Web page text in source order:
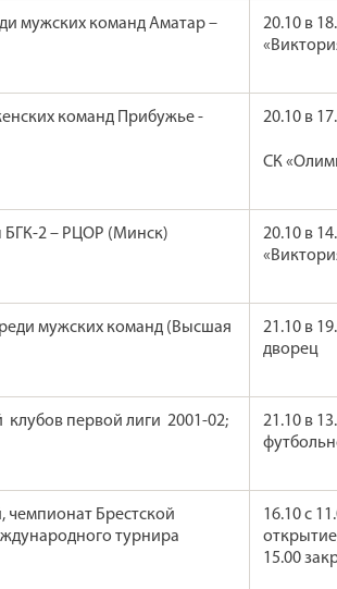
мужских команд Аматар –
20.10 в
команд Прибужье -
20.10 в
СК
БГК-2 – РЦОР (Минск)
20.10 в
мужских команд (Высшая
21.10 в
дворец
первой лиги 2001-02;
21.10 в
чемпионат Брестской
турнира
16.10 с
15.00